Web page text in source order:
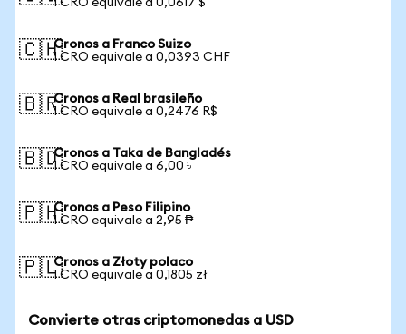
1 CRO equivale a 0,0617 $
🇨🇭Cronos a Franco Suizo
1 CRO equivale a 0,0393 CHF
🇧🇷Cronos a Real brasileño
1 CRO equivale a 0,2476 R$
🇧🇩Cronos a Taka de Bangladés
1 CRO equivale a 6,00 ৳
🇵🇭Cronos a Peso Filipino
1 CRO equivale a 2,95 ₱
🇵🇱Cronos a Złoty polaco
1 CRO equivale a 0,1805 zł
Convierte otras criptomonedas a USD